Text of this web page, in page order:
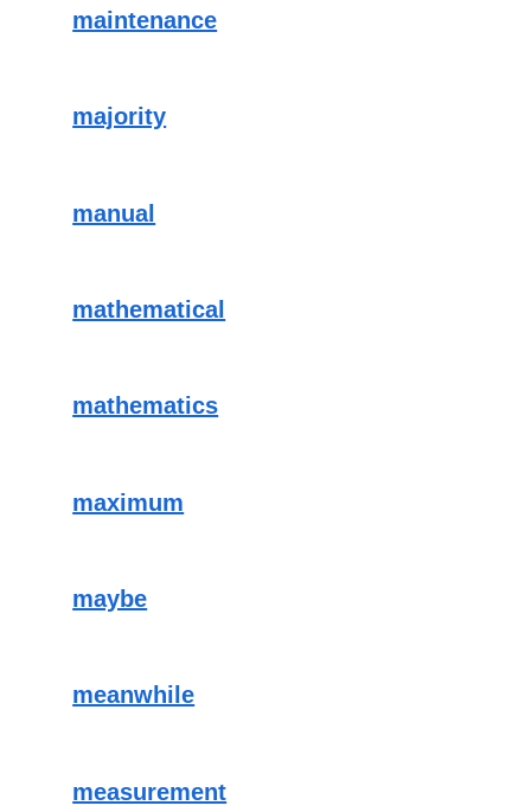
maintenance
majority
manual
mathematical
mathematics
maximum
maybe
meanwhile
measurement